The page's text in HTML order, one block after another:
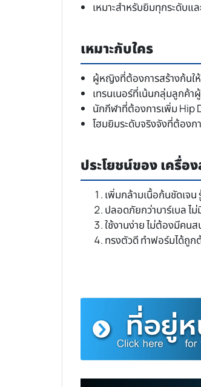
เหมาะสำหรับยิมทุกระดับแ
เหมาะกับใคร
ผู้หญิงที่ต้องการสร้างก้นใ
เทรนเนอร์ที่เน้นกลุ่มลูกค้
นักกีฬาที่ต้องการเพิ่ม Hip
โฮมยิมระดับจริงจังที่ต้อง
ประโยชน์ของ เครื่
เพิ่มกล้ามเนื้อก้นชัดเจ
ปลอดภัยกว่าบาร์เบล ไ
ใช้งานง่าย ไม่ต้องมีคน
ทรงตัวดี ทำฟอร์มได้ถู